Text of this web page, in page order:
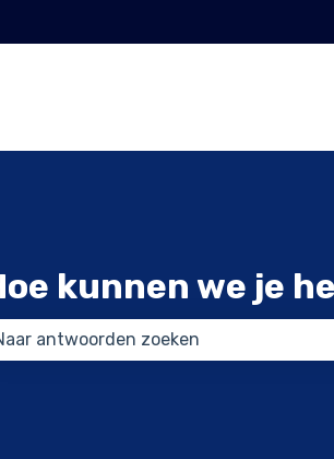
tonen voor vertalingen
kunnen we je